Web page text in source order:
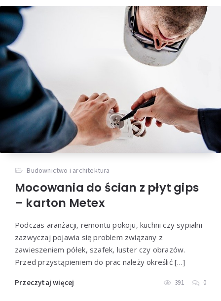
Budownictwo i architektura
Mocowania do ścian z płyt gips
– karton Metex
Podczas aranżacji, remontu pokoju, kuchni czy sypialni
zazwyczaj pojawia się problem związany z
zawieszeniem półek, szafek, luster czy obrazów.
Przed przystąpieniem do prac należy określić […]
Przeczytaj więcej 391 0